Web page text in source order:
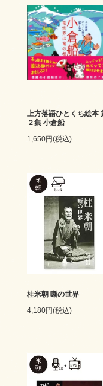
上方落語ひとくち絵本
２集 小倉船
1,650円(税込)
桂米朝 噺の世界
4,180円(税込)